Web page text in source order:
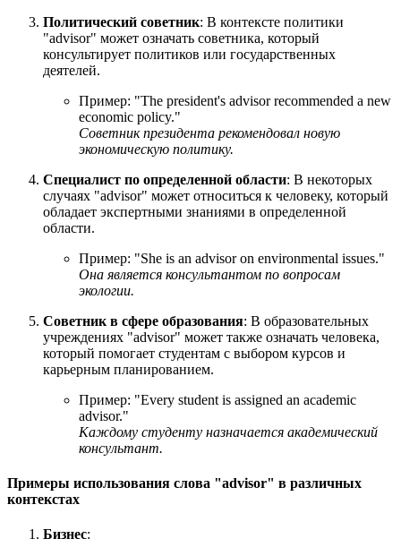
Политический советник: В контексте политики
"advisor" может означать советника, который
консультирует политиков или государственных
деятелей.
Пример: "The president's advisor recommended a new
economic policy."
Советник президента рекомендовал новую
экономическую политику.
Специалист по определенной области: В некоторых
случаях "advisor" может относиться к человеку, который
обладает экспертными знаниями в определенной
области.
Пример: "She is an advisor on environmental issues."
Она является консультантом по вопросам
экологии.
Советник в сфере образования: В образовательных
учреждениях "advisor" может также означать человека,
который помогает студентам с выбором курсов и
карьерным планированием.
Пример: "Every student is assigned an academic
advisor."
Каждому студенту назначается академический
консультант.
Примеры использования слова "advisor" в различных
контекстах
Бизнес: